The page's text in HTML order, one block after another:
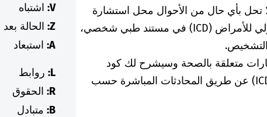
تحل بأي حال من الأحوال محل استشارة
الطبيبة أو الطبيب. إذا وجدت كود التصنيف الدولي للأمراض (ICD) في مستند طبي شخصي،
التشخيص.
متعلقة بالصحة وسيشرح لك كود
التشخيص الخاص بالتصنيف الدولي للأمراض (ICD) عن طريق المحادثات المباشرة حسب
V: اشتباه
Z: الحالة بعد
A: استبعاد
L: روابط
R: الحقوق
B: متبادل